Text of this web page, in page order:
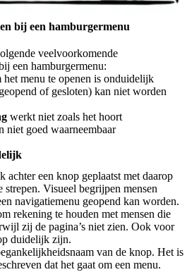
bij een hamburgermenu
veelvoorkomende
een hamburgermenu:
het menu te openen is onduidelijk
of gesloten) kan niet worden
werkt niet zoals het hoort
niet goed waarneembaar
achter een knop geplaatst met daarop
Visueel begrijpen mensen
navigatiemenu geopend kan worden.
rekening te houden met mensen die
zij de pagina’s niet zien. Ook voor
duidelijk zijn.
van de knop. Het is
dat het gaat om een menu.